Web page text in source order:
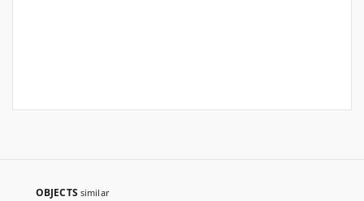
OBJECTS similar